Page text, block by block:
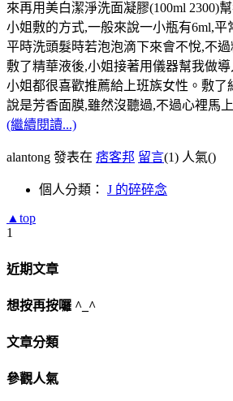
來再用美白潔淨洗面凝膠(100ml 2300)
小姐敷的方式,一般來說一小瓶有6ml,
平時洗頭髮時若泡泡滴下來會不悅,不
敷了精華液後,小姐接著用儀器幫我做
小姐都很喜歡推薦給上班族女性。敷
說是芳香面膜,雖然沒聽過,不過心裡馬
(繼續閱讀...)
alantong 發表在 痞客邦 留言(1) 人氣()
個人分類： J 的碎碎念
▲top
1
近期文章
想按再按囉 ^_^
文章分類
參觀人氣